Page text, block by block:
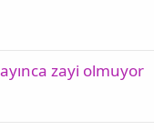
zayi olmuyor